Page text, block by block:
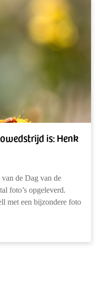
is: Henk
de Dag van de
foto’s opgeleverd.
met een bijzondere foto